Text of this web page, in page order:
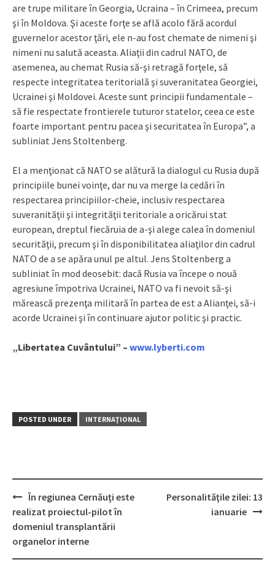
are trupe militare în Georgia, Ucraina – în Crimeea, precum
şi în Moldova. Şi aceste forţe se află acolo fără acordul
guvernelor acestor ţări, ele n-au fost chemate de nimeni şi
nimeni nu salută aceasta. Aliaţii din cadrul NATO, de
asemenea, au chemat Rusia să-şi retragă forţele, să
respecte integritatea teritorială şi suveranitatea Georgiei,
Ucrainei şi Moldovei. Aceste sunt principii fundamentale –
să fie respectate frontierele tuturor statelor, ceea ce este
foarte important pentru pacea şi securitatea în Europa”, a
subliniat Jens Stoltenberg.
El a menţionat că NATO se alătură la dialogul cu Rusia după
principiile bunei voinţe, dar nu va merge la cedări în
respectarea principiilor-cheie, inclusiv respectarea
suveranităţii şi integrităţii teritoriale a oricărui stat
european, dreptul fiecăruia de a-şi alege calea în domeniul
securităţii, precum şi în disponibilitatea aliaţilor din cadrul
NATO de a se apăra unul pe altul. Jens Stoltenberg a
subliniat în mod deosebit: dacă Rusia va începe o nouă
agresiune împotriva Ucrainei, NATO va fi nevoit să-şi
mărească prezenţa militară în partea de est a Alianţei, să-i
acorde Ucrainei şi în continuare ajutor politic şi practic.
„Libertatea Cuvântului” – www.lyberti.com
POSTED UNDER INTERNAŢIONAL
Post
navigation
În regiunea Cernăuţi este
realizat proiectul-pilot în
domeniul transplantării
organelor interne
Personalităţile zilei: 13
ianuarie